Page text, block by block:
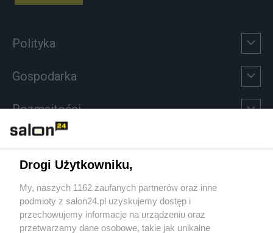
Polityka
Gospodarka
Rozmaitości
Sport
Społeczeństwo
Drogi Użytkowniku,
My, naszych 1162 zaufanych partnerów oraz inne
podmioty z salon24.pl uzyskujemy dostęp i
przechowujemy informacje na urządzeniu oraz
przetwarzamy dane osobowe, takie jak unikalne